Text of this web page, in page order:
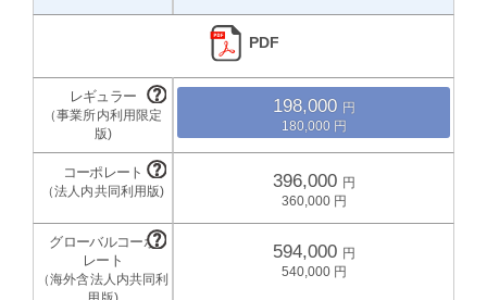
PDF
198,000
180,000
396,000
360,000
594,000
540,000